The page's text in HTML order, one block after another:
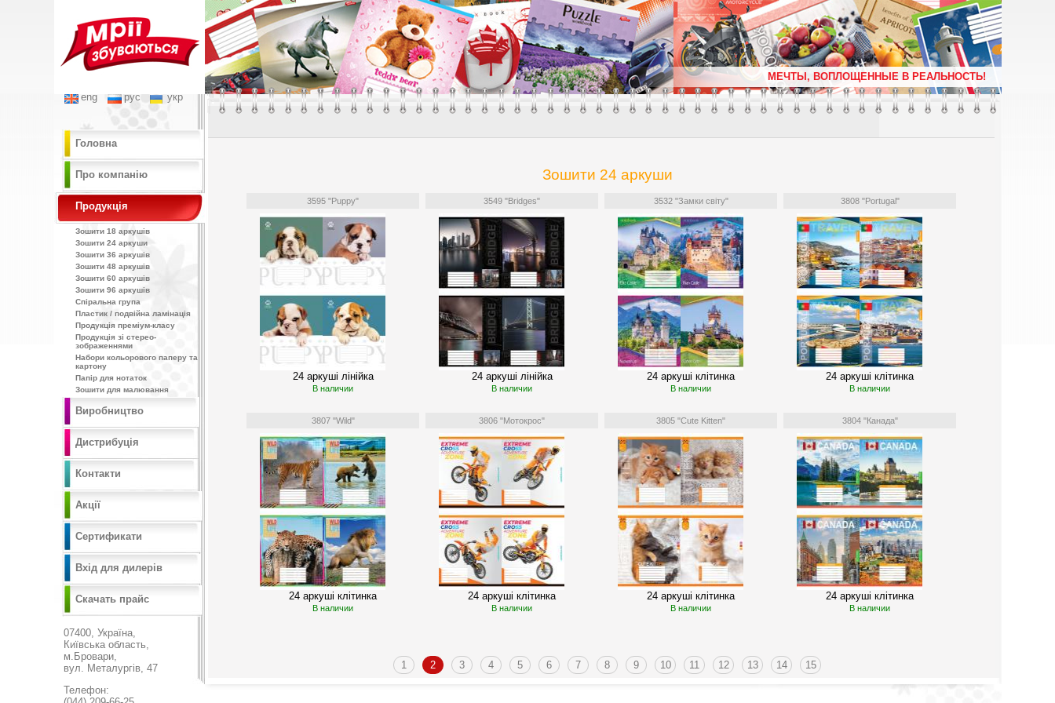
М ЕЧТЫ , ВОПЛОЩЕН Н Ы Е В РЕАЛ ЬНОСТЬ!
Головна
Про компанію
Продукція
Зошити 18 аркушів
Зошити 24 аркуши
Зошити 36 аркушів
Зошити 48 аркушів
Зошити 60 аркушів
Зошити 96 аркушів
Спіральна група
Пластик / подвійна ламінація
Продукція преміум-класу
Продукція зі стерео-
зображеннями
Набори кольорового паперу та
картону
Папір для нотаток
Зошити для малювання
Виробництво
Дистрибуція
Контакти
Акції
Сертификати
Вхід для дилерів
Скачать прайс
eng рус укр
07400, Україна,
Київська область,
м.Бровари,
вул. Металургів, 47
Телефон:
Зошити 24 аркуши
3595 "Puppy"
24 аркуші лінійка
В наличии
3549 "Bridges"
24 аркуші лінійка
В наличии
3532 "Замки світу"
24 аркуші клітинка
В наличии
3808 "Portugal"
24 аркуші клітинка
В наличии
3807 "Wild"
24 аркуші клітинка
В наличии
3806 "Мотокрос"
24 аркуші клітинка
В наличии
3805 "Cute Kitten"
24 аркуші клітинка
В наличии
3804 "Канада"
24 аркуші клітинка
В наличии
1 2 3 4 5 6 7 8 9 10 11 12 13 14 15